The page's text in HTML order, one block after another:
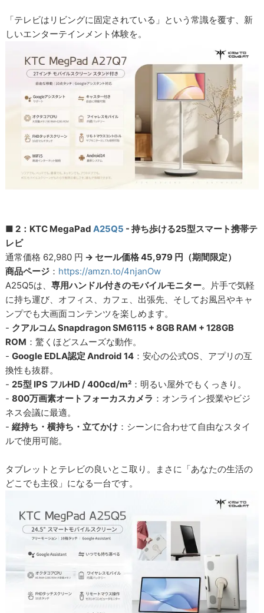
「テレビはリビングに固定されている」という常識を覆す、新
しいエンターテインメント体験を。
■ 2：KTC MegaPadA25Q5 - 持ち歩ける25型スマート携帯テ
レビ
通常価格 62,980 円 → セール価格 45,979 円（期間限定）
商品ページ ： https://amzn.to/4njanOw
A25Q5は、専用ハンドル付きのモバイルモニター。片手で気軽
に持ち運び、オフィス、カフェ、出張先、そしてお風呂やキャ
ンプでも大画面コンテンツを楽しめます。
- クアルコム Snapdragon SM6115 + 8GB RAM + 128GB
ROM ：驚くほどスムーズな動作。
-Google EDLA認定 Android 14 ：安心の公式OS、アプリの互
換性も抜群。
-25型 IPS フルHD / 400cd/m² ：明るい屋外でもくっきり。
-800万画素オートフォーカスカメラ ：オンライン授業やビジ
ネス会議に最適。
-縦持ち・横持ち・立てかけ ：シーンに合わせて自由なスタイ
ルで使用可能。
タブレットとテレビの良いとこ取り。まさに「あなたの生活の
どこでも主役」になる一台です。